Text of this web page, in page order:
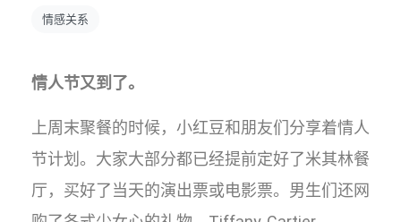
情感关系
情人节又到了。
上周末聚餐的时候，小红豆和朋友们分享着情人
节计划。大家大部分都已经提前定好了米其林餐
厅，买好了当天的演出票或电影票。男生们还网